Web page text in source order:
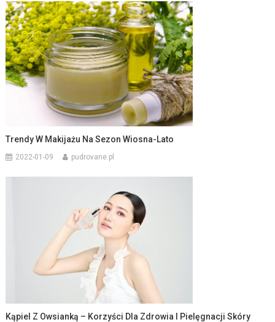
Trendy W Makijażu Na Sezon Wiosna-Lato
2022-01-09 pudrovane.pl
Kąpiel Z Owsianką – Korzyści Dla Zdrowia I Pielęgnacji Skóry